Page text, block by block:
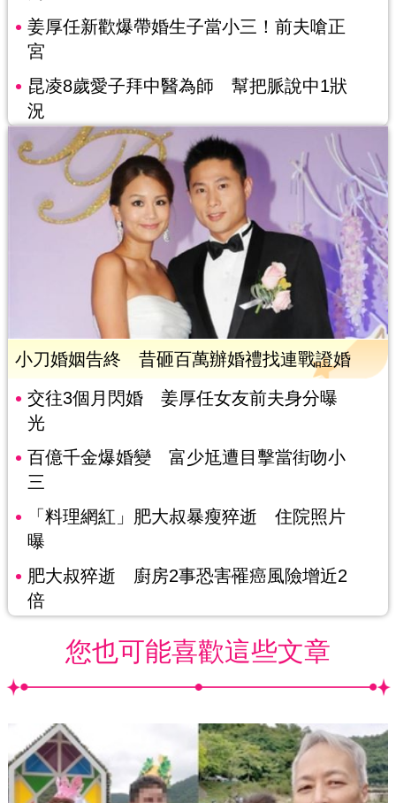
姜厚任新歡爆帶婚生子當小三！前夫嗆正
宮
昆凌8歲愛子拜中醫為師 幫把脈說中1狀
況
小刀婚姻告終 昔砸百萬辦婚禮找連戰證婚
交往3個月閃婚 姜厚任女友前夫身分曝
光
百億千金爆婚變 富少尪遭目擊當街吻小
三
「料理網紅」肥大叔暴瘦猝逝 住院照片
曝
肥大叔猝逝 廚房2事恐害罹癌風險增近2
倍
您也可能喜歡這些文章